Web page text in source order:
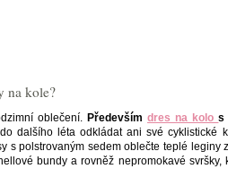
na kole?
oblečení. Předevšímdres na kolos
dalšího léta odkládat ani své cyklistické
s polstrovaným sedem oblečte teplé leginy
bundy a rovněž nepromokavé svršky,